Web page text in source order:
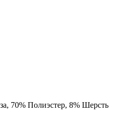
70% Полиэстер, 8% Шерсть